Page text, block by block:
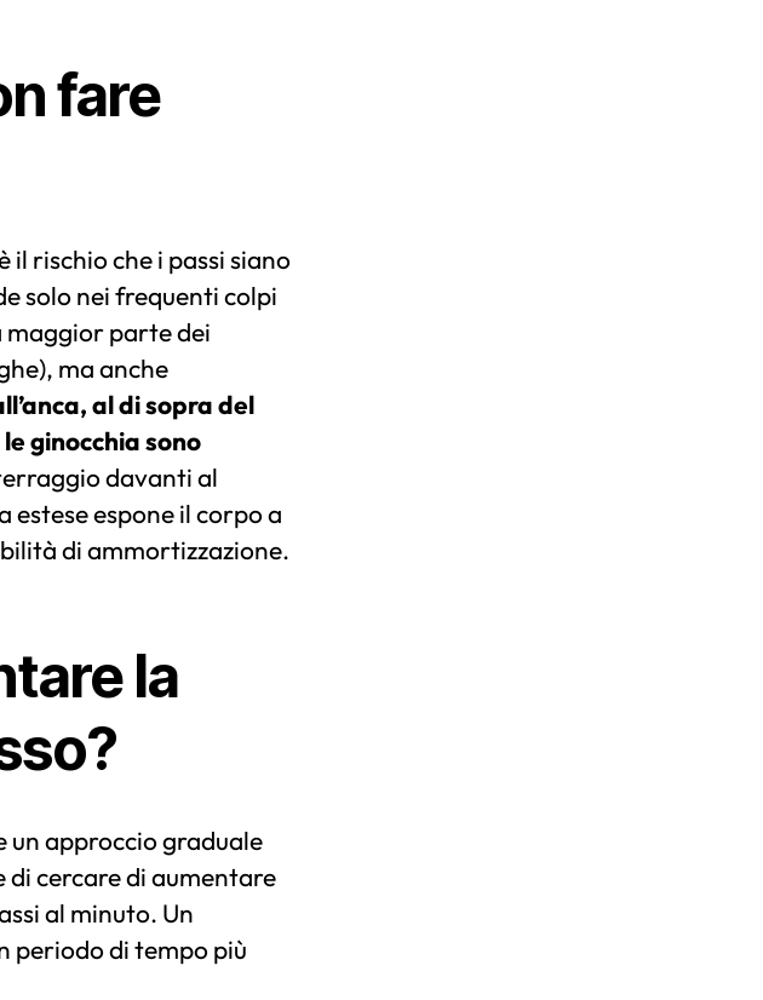
fare
il rischio che i passi siano
solo nei frequenti colpi
maggior parte dei
ma anche
al di sopra del
ginocchia sono
davanti al
espone il corpo a
di ammortizzazione.
la
un approccio graduale
cercare di aumentare
al minuto. Un
periodo di tempo più